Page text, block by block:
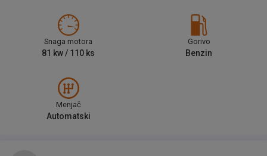
Snaga motora
81 kw / 110 ks
Gorivo
Benzin
Menjač
Automatski